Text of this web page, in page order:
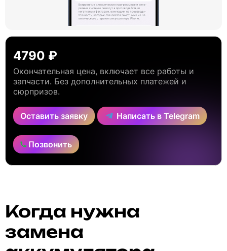
4790 ₽
Окончательная цена, включает все работы и
запчасти. Без дополнительных платежей и
сюрпризов.
Оставить заявку Написать в Telegram
Позвонить
Когда нужна
замена